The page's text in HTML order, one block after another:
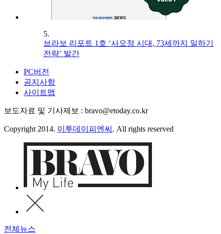
5.
브라보 리포트 1호 ‘사오정 시대, 73세까지 일하기
전략’ 발간
PC버전
공지사항
사이트맵
보도자료 및 기사제보 : bravo@etoday.co.kr
Copyright 2014. 이투데이피엔씨 . All rights reserved
전체뉴스